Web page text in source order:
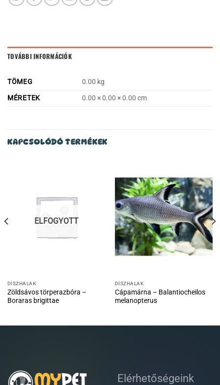
TOVÁBBI INFORMÁCIÓK
TÖMEG
0.00 kg
MÉRETEK
0.00 × 0.00 × 0.00 cm
KAPCSOLÓDÓ TERMÉKEK
ELFOGYOTT
DÍSZHALAK
Zöldsávos törperazbóra –
Boraras brigittae
DÍSZHALAK
Cápamárna – Balantiocheilos
melanopterus
Elérhetőségeink